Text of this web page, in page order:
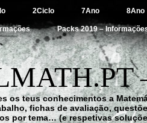
2Ciclo 7Ano 8Ano
Packs 2019 –
os teus conhecimentos a
fichas de avaliação,
por tema… (e respetivas